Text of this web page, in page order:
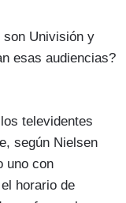
son Univisión y
esas audiencias?
televidentes
según Nielsen
uno con
horario de